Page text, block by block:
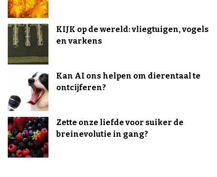
KIJK op de wereld: vliegtuigen, vogels
en varkens
Kan AI ons helpen om dierentaal te
ontcijferen?
Zette onze liefde voor suiker de
breinevolutie in gang?